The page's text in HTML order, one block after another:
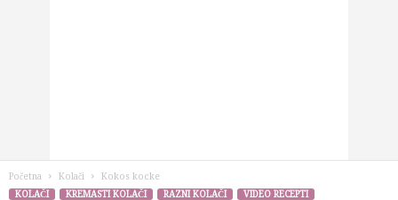
Početna Kolači
Kokos kocke
KOLAČI
KREMASTI KOLAČI RAZNI KOLAČI VIDEO RECEPTI